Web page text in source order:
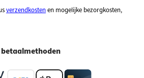
verzendkostenen mogelijke bezorgkosten,
betaalmethoden